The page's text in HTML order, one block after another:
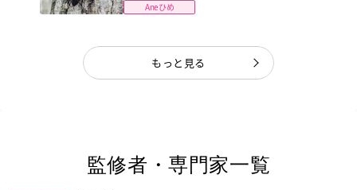
Aneひめ
もっと見る
監修者・専門家一覧